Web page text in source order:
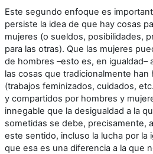
Este segundo enfoque es
persiste la idea de que hay cosas
mujeres (o sueldos, posibilidades,
para las otras). Que las mujeres
de hombres –esto es, en igualdad–
las cosas que tradicionalmente han
(trabajos feminizados, cuidados,
y compartidos por hombres y
innegable que la desigualdad a la
sometidas se debe, precisamente,
este sentido, incluso la lucha por la
que esa es una diferencia a la que